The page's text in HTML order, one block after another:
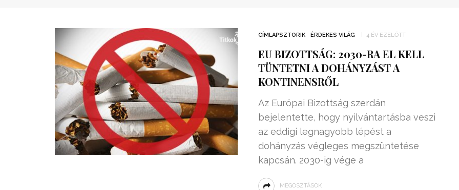
CÍMLAPSZTORIK ÉRDEKES VILÁG 4 ÉV EZELŐTT
EU BIZOTTSÁG: 2030-RA EL KELL
TÜNTETNI A DOHÁNYZÁST A
KONTINENSRŐL
Az Európai Bizottság szerdán
bejelentette, hogy nyilvántartásba veszi
az eddigi legnagyobb lépést a
dohányzás végleges megszüntetése
kapcsán. 2030-ig vége a
MEGOSZTÁSOK